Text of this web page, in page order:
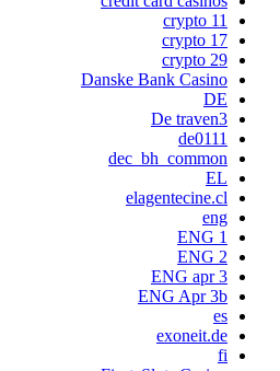
crypto 11
crypto 17
crypto 29
Danske Bank Casino
DE
De traven3
de0111
dec_bh_common
EL
elagentecine.cl
eng
ENG 1
ENG 2
ENG apr 3
ENG Apr 3b
es
exoneit.de
fi